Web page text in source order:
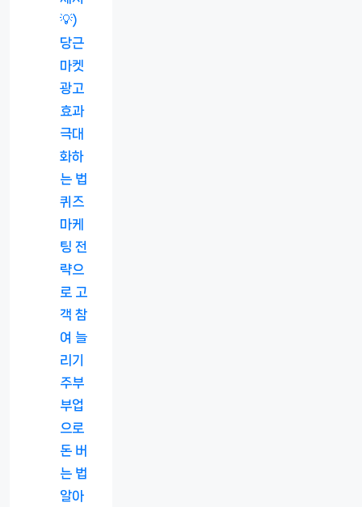
💡)
당근
마켓
광고
효과
극대
화하
는 법
퀴즈
마케
팅 전
략으
로 고
객 참
여 늘
리기
주부
부업
으로
돈 버
는 법
알아